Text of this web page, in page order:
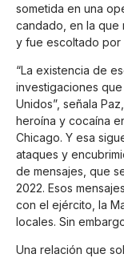
sometida en una
candado, en la que
y fue escoltado por
“La existencia de
investigaciones
Unidos”, señala
heroína y cocaína
Chicago. Y esa
ataques y
de mensajes, que
2022. Esos
con el ejército, la
locales. Sin
Una relación que